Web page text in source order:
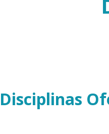
Disciplinas